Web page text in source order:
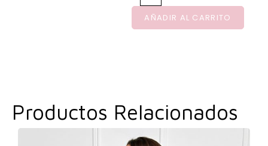
AÑADIR AL CARRITO
Productos Relacionados